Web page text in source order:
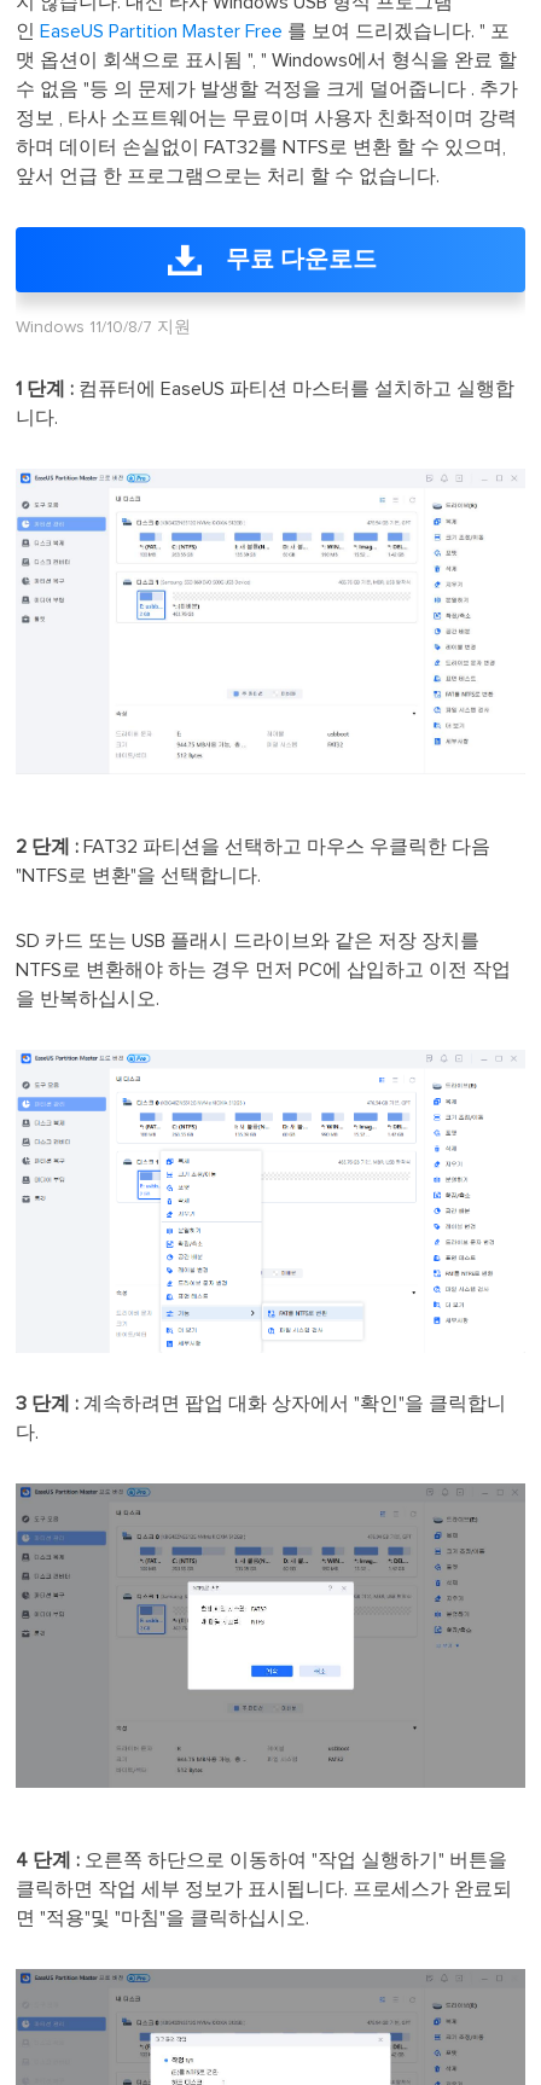
인 EaseUS Partition Master Free 를 보여 드리겠습니다. " 포
맷 옵션이 회색으로 표시됨 ", " Windows에서 형식을 완료 할
수 없음 "등 의 문제가 발생할 걱정을 크게 덜어줍니다 . 추가
정보 , 타사 소프트웨어는 무료이며 사용자 친화적이며 강력
하며 데이터 손실없이 FAT32를 NTFS로 변환 할 수 있으며,
앞서 언급 한 프로그램으로는 처리 할 수 ​​없습니다.
무료 다운로드
Windows 11/10/8/7 지원
1 단계 : 컴퓨터에 EaseUS 파티션 마스터를 설치하고 실행합
니다.
2 단계 : FAT32 파티션을 선택하고 마우스 우클릭한 다음
"NTFS로 변환"을 선택합니다.
SD 카드 또는 USB 플래시 드라이브와 같은 저장 장치를
NTFS로 변환해야 하는 경우 먼저 PC에 삽입하고 이전 작업
을 반복하십시오.
3 단계 : 계속하려면 팝업 대화 상자에서 "확인"을 클릭합니
다.
4 단계 : 오른쪽 하단으로 이동하여 "작업 실행하기" 버튼을
클릭하면 작업 세부 정보가 표시됩니다. 프로세스가 완료되
면 "적용"및 "마침"을 클릭하십시오.